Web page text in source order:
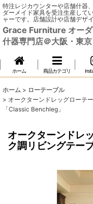
特注レジカウンターや店舗什器
ダーメイド家具を受注生産して
ャーです。店舗設計や店舗デザ
Grace Furniture オー
什器専門店＠大阪・東京
ホーム 商品カテゴリ
ホーム > ローテーブル
> オークターンドレッグロー
「Classic Benchleg」
オークターンドレ
ク調リビングテ